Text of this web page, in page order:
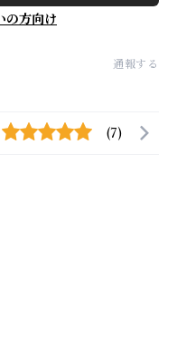
の方向け
通報する
(7)